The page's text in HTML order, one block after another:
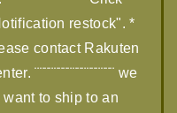
restock". *
contact Rakuten
we
to ship to an